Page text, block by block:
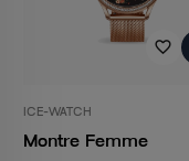
favorite_border
ICE-WATCH
Montre Femme